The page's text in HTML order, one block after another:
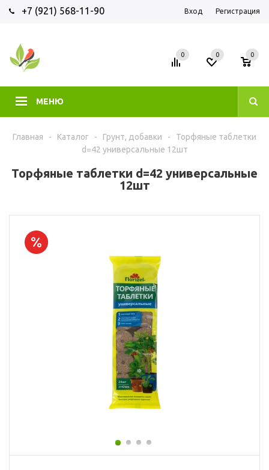
+7 (921) 568-11-90 Вход Регистрация
МЕНЮ
0 0 0
Главная - Каталог - Грунт, добавки -
Торфяные таблетки
d=42 универсальные 12шт
Торфяные таблетки d=42 универсальные
12шт